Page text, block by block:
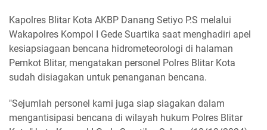
Kapolres Blitar Kota AKBP Danang Setiyo P.S melalui
Wakapolres Kompol I Gede Suartika saat menghadiri apel
kesiapsiagaan bencana hidrometeorologi di halaman
Pemkot Blitar, mengatakan personel Polres Blitar Kota
sudah disiagakan untuk penanganan bencana.
"Sejumlah personel kami juga siap siagakan dalam
mengantisipasi bencana di wilayah hukum Polres Blitar